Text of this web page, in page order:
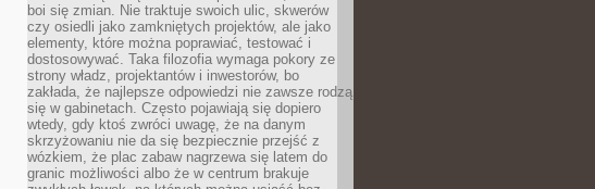
boi się zmian. Nie traktuje swoich ulic, skwerów
czy osiedli jako zamkniętych projektów, ale jako
elementy, które można poprawiać, testować i
dostosowywać. Taka filozofia wymaga pokory ze
strony władz, projektantów i inwestorów, bo
zakłada, że najlepsze odpowiedzi nie zawsze rodzą
się w gabinetach. Często pojawiają się dopiero
wtedy, gdy ktoś zwróci uwagę, że na danym
skrzyżowaniu nie da się bezpiecznie przejść z
wózkiem, że plac zabaw nagrzewa się latem do
granic możliwości albo że w centrum brakuje